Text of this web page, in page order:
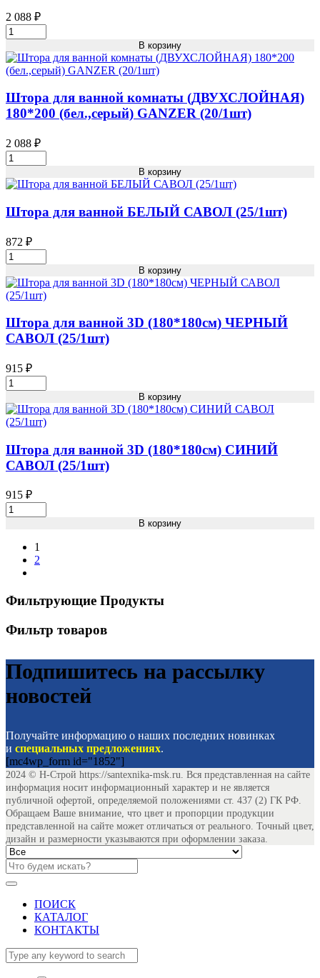
Кол-
во
2 088 ₽
Штора
для
ванной
комнаты
180*200
(бел.,крас.)
GANZER
Кол-
во
В корзину
Штора для ванной комнаты (ДВУХСЛОЙНАЯ)
180*200 (бел.,серый) GANZER (20/1шт)
2 088 ₽
Штора
для
ванной
(ДВУХСЛОЙНАЯ)
180*200
GANZER
(20/1шт)
во
В корзину
Штора для ванной БЕЛЫЙ САВОЛ (25/1шт)
872 ₽
Штора
для
ванной
БЕЛЫЙ
(25/1шт)
Кол-
во
В корзину
Штора для ванной 3D (180*180см) ЧЕРНЫЙ
САВОЛ (25/1шт)
915 ₽
Штора
для
ванной
3D
ЧЕРНЫЙ
САВОЛ
(25/1шт)
во
В корзину
Штора для ванной 3D (180*180см) СИНИЙ
САВОЛ (25/1шт)
915 ₽
Штора
для
(180*180см)
СИНИЙ
(25/1шт)
во
В корзину
1
2
Фильтрующие Продукты
Фильтр товаров
Подпишитесь на рассылку
новостей
Получайте информацию о наших последних новинках
и специальных предложениях.
[mc4wp_form id="1852"]
2024 © Н-Строй https://santexnika-msk.ru. Вся представленная на сайте
информация носит информационный характер и не является
публичной офертой, определяемой положениями ст. 437 (2) ГК РФ.
Обращаем Ваше внимание, что цвет и пропорции продукции
представленной на сайте может отличаться от реального. Точный цвет,
дизайн и размерности указываются при оформлении заказа.
ПОИСК
КАТАЛОГ
КОНТАКТЫ